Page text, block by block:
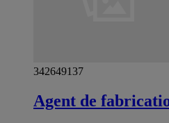
342649137
Agent de